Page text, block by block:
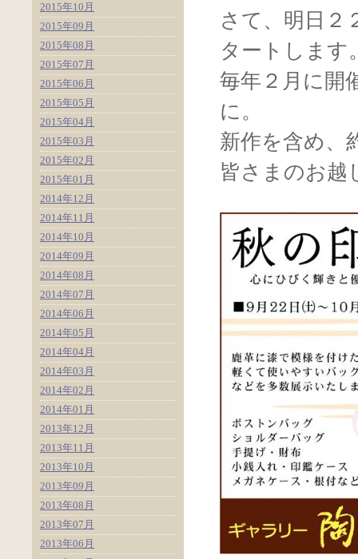
さて、明日２
タートします
毎年２月に開
に。
新作を含め、
皆さまのお越
2015年10月
2015年09月
2015年08月
2015年07月
2015年06月
2015年05月
2015年04月
2015年03月
2015年02月
2015年01月
2014年12月
2014年11月
2014年10月
2014年09月
2014年08月
2014年07月
2014年06月
2014年05月
2014年04月
2014年03月
2014年02月
2014年01月
2013年12月
2013年11月
2013年10月
2013年09月
2013年08月
2013年07月
2013年06月